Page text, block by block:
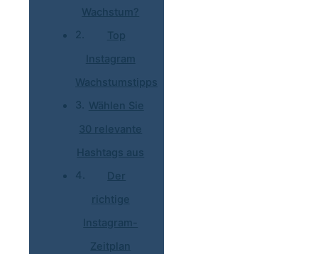
Wachstum?
Top
Instagram
Wachstumstipps
Wählen Sie
30 relevante
Hashtags aus
Der
richtige
Instagram-
Zeitplan